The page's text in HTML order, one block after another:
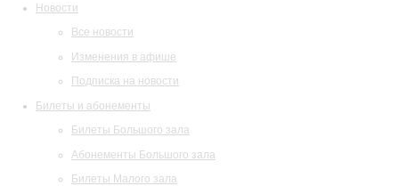
Новости
Все новости
Изменения в афише
Подписка на новости
Билеты и абонементы
Билеты Большого зала
Абонементы Большого зала
Билеты Малого зала